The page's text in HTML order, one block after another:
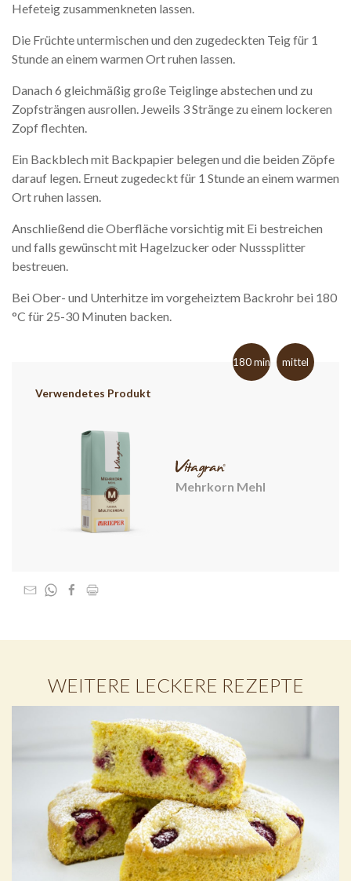
Hefeteig zusammenkneten lassen.
Die Früchte untermischen und den zugedeckten Teig für 1
Stunde an einem warmen Ort ruhen lassen.
Danach 6 gleichmäßig große Teiglinge abstechen und zu
Zopfsträngen ausrollen. Jeweils 3 Stränge zu einem lockeren
Zopf flechten.
Ein Backblech mit Backpapier belegen und die beiden Zöpfe
darauf legen. Erneut zugedeckt für 1 Stunde an einem warmen
Ort ruhen lassen.
Anschließend die Oberfläche vorsichtig mit Ei bestreichen
und falls gewünscht mit Hagelzucker oder Nusssplitter
bestreuen.
Bei Ober- und Unterhitze im vorgeheiztem Backrohr bei 180
°C für 25-30 Minuten backen.
180 min mittel
Verwendetes Produkt
Mehrkorn Mehl
WEITERE LECKERE REZEPTE